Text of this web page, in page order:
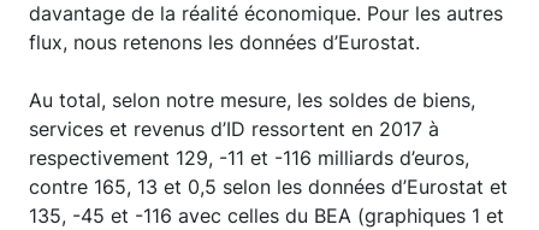
davantage de la réalité économique. Pour les autres
flux, nous retenons les données d’Eurostat.
Au total, selon notre mesure, les soldes de biens,
services et revenus d’ID ressortent en 2017 à
respectivement 129, -11 et -116 milliards d’euros,
contre 165, 13 et 0,5 selon les données d’Eurostat et
135, -45 et -116 avec celles du BEA (graphiques 1 et